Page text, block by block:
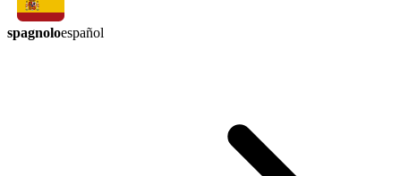
spagnoloespañol